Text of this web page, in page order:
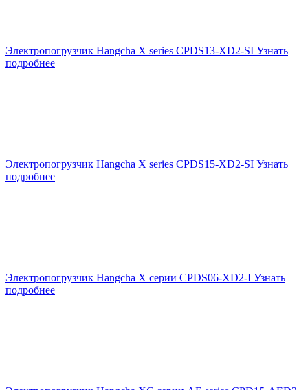
Электропогрузчик Hangcha X series CPDS13-XD2-SI Узнать
подробнее
Электропогрузчик Hangcha X series CPDS15-XD2-SI Узнать
подробнее
Электропогрузчик Hangcha X серии CPDS06-XD2-I Узнать
подробнее